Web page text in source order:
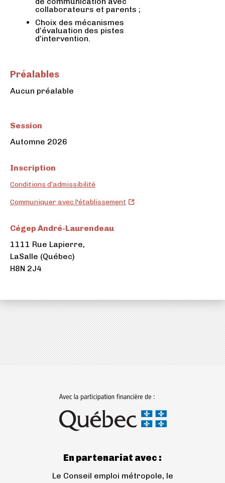
collaborateurs et parents ;
Choix des mécanismes
d’évaluation des pistes
d’intervention.
Préalables
Aucun préalable
Session
Automne 2026
Inscription
Conditions d’admissibilité
Communiquer avec l'établissement Cégep
Cégep André-Laurendeau
1111 Rue Lapierre,
LaSalle (Québec)
H8N 2J4
En partenariat avec :
Le Conseil emploi métropole, le